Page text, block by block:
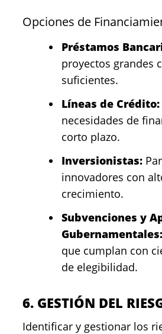
Opciones de
Préstamos
proyectos grandes
suficientes.
Líneas de Crédito:
necesidades de
corto plazo.
Inversionistas:
innovadores con
crecimiento.
Subvenciones y
Gubernamentales:
que cumplan con
de elegibilidad.
6. GESTIÓN DEL
Identificar y gestionar los